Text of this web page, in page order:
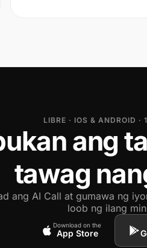
LIBRE · IOS & ANDROID ·
ang
tawag
ang AI Call at gumawa ng
loob ng ilang
Download on the
App Store